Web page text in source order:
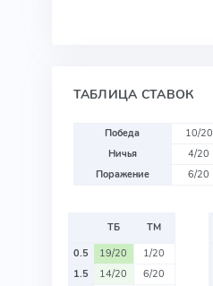
ТАБЛИЦА СТАВОК
Победа
10/20
Ничья
4/20
Поражение
6/20
ТБ
ТМ
0.5
19/20
1/20
1.5
14/20
6/20